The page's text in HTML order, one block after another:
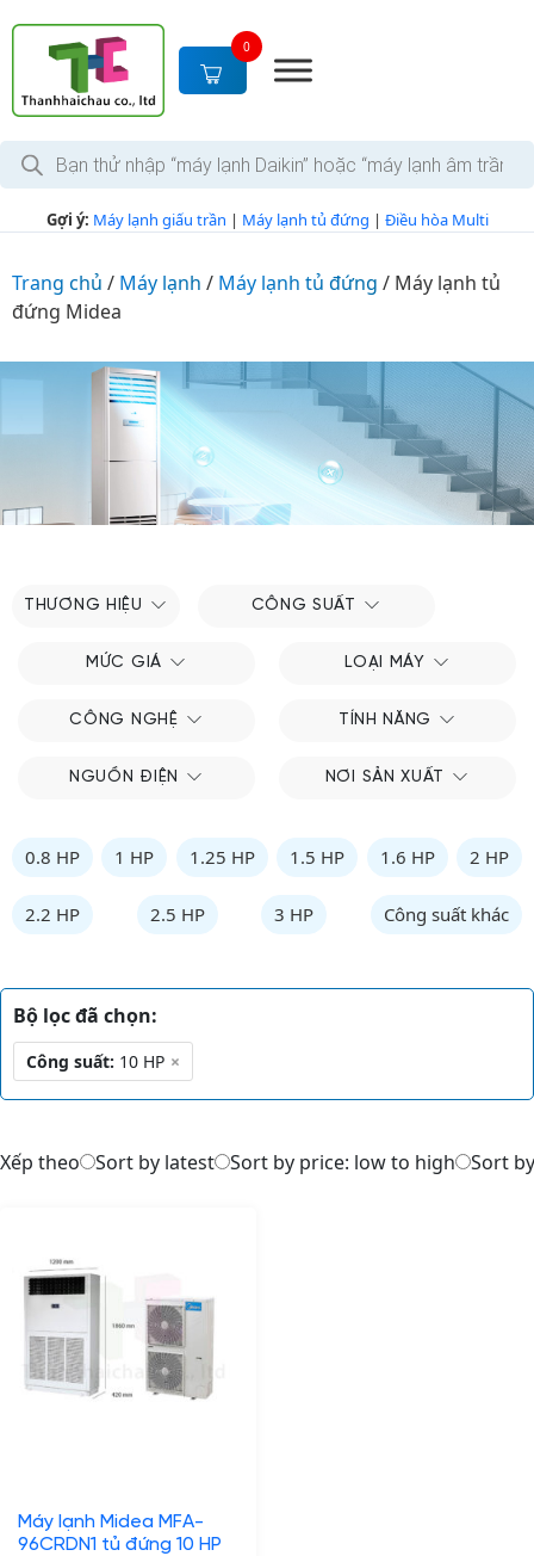
c
t
0
T
m
i
h
ẩ
Gợi ý: Máy lạnh giấu trần | Máy lạnh tủ đứng | Điều hòa Multi
Trang chủ / Máy lạnh / Máy lạnh tủ đứng / Máy lạnh tủ
đứng Midea
THƯƠNG HIỆU CÔNG SUẤT
MỨC GIÁ LOẠI MÁY
CÔNG NGHỆ TÍNH NĂNG
NGUỒN ĐIỆN NƠI SẢN XUẤT
0.8 HP 1 HP 1.25 HP 1.5 HP 1.6 HP 2 HP
2.2 HP 2.5 HP 3 HP Công suất khác
Bộ lọc đã chọn:
Công suất: 10 HP ×
Xếp theo Sort by latest Sort by price: low to high Sort
Máy lạnh Midea MFA-
96CRDN1 tủ đứng 10 HP